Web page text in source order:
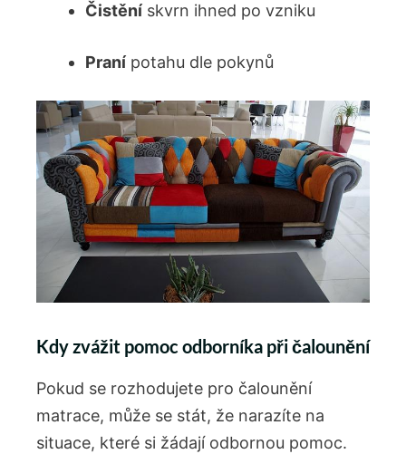
Čistění skvrn ihned po vzniku
Praní potahu dle pokynů
Kdy zvážit pomoc odborníka při čalounění
Pokud se rozhodujete pro čalounění
matrace, může se stát, že narazíte na
situace, které si žádají odbornou pomoc.